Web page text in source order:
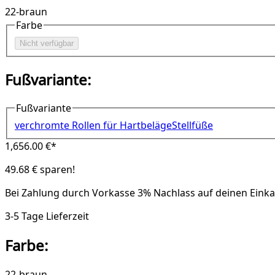
22-braun
Farbe
Nicht verfügbar
Fußvariante:
Fußvariante
verchromte Rollen für HartbelägeStellfüße
1,656.00 €*
49.68 € sparen!
Bei Zahlung durch Vorkasse3% Nachlass auf deinen
3-5 Tage Lieferzeit
Farbe: